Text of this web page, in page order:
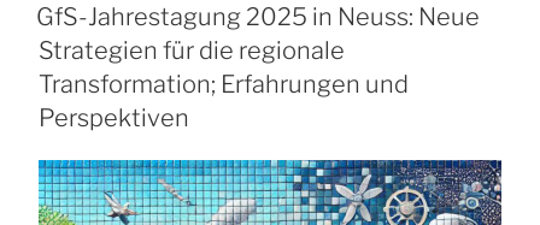
Bochum:
„Strukturpolitik
und
zukünftige
vor
Ort““
AM
GfS-Jahrestagung 2025 in Neuss: Neue
Strategien für die regionale
Transformation; Erfahrungen und
Perspektiven